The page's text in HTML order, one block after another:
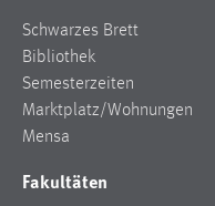
Schwarzes Brett
Bibliothek
Semesterzeiten
Marktplatz/Wohnungen
Mensa
Fakultäten